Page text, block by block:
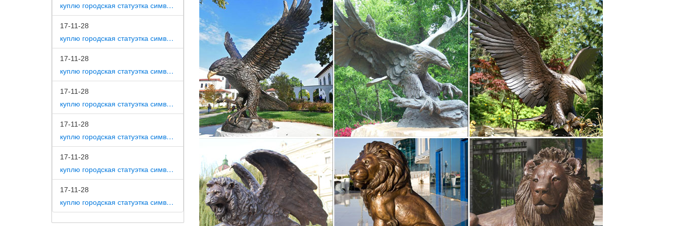
куплю городская статуэтка символ собака как вид изобразительного искусства
17-11-28
куплю городская статуэтка символ собака на постаменте
17-11-28
куплю городская статуэтка символ собака в романской скульптуре
17-11-28
куплю городская статуэтка символ собака в царском селе
17-11-28
куплю городская статуэтка символ собака в движении 7 класс
17-11-28
куплю городская статуэтка символ собака в скульптуре древней греции
17-11-28
куплю городская статуэтка символ собака в школе искусств
Отправка в любую точку РФ. Символ 2018 года фарфоровые статуэтки Собаки, щенки.Добейтесь своих целей – купите символ
наступающего года, собаку и да будем с Вами удача!
Символ 2018 года – Магазин редкостей Старивина
Собака – символ 2018 года. Наступающий 2018 год – год собаки.Конечно же фигурку собаки! Старинная фарфоровая
статуэтка собаки станет не только уникальным талисманом в 2018Кинг Чарльз Спаниель (Английский спаниель), миниатюра,
Rosenthal, Германия, 1923 год.
Статуэтки и аксессуары AroraDesign | Каталог
Интернет магазин компании Bryoni приглашает купить изысканные фарфоровые фигурки престижного английского бренда
Arora Design.Как известно, символ 2018 года – Желтая Собака, поэтому и статуэтки собак в качестве новогоднего подарка
очень актуальны.
XINTOU Хрусталя Собака Статуэтки Фэн шуй китайский знак…
XINTOU Хрусталя Собака Статуэтки Фэн-шуй китайский знак зодиака миниатюрных животных статуи Для Домашнего Свадьба
террариумов Декор. Посмотреть название на английском.
Статуэтки «Английский кабинет»
Символ года 2018 – Собака.Главная » Основной каталог » Статуэтки » Статуэтки «Английский кабинет».Здесь Вы купите
статуэтку собаки сэра, фигурку лягушки биз..